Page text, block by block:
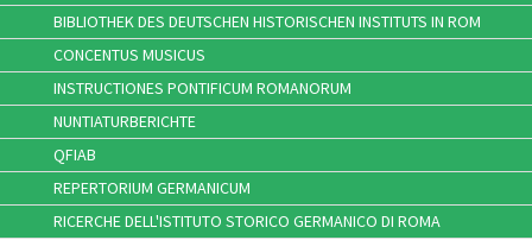
BIBLIOTHEK DES DEUTSCHEN HISTORISCHEN INSTITUTS IN ROM
CONCENTUS MUSICUS
INSTRUCTIONES PONTIFICUM ROMANORUM
NUNTIATURBERICHTE
QFIAB
REPERTORIUM GERMANICUM
RICERCHE DELL'ISTITUTO STORICO GERMANICO DI ROMA